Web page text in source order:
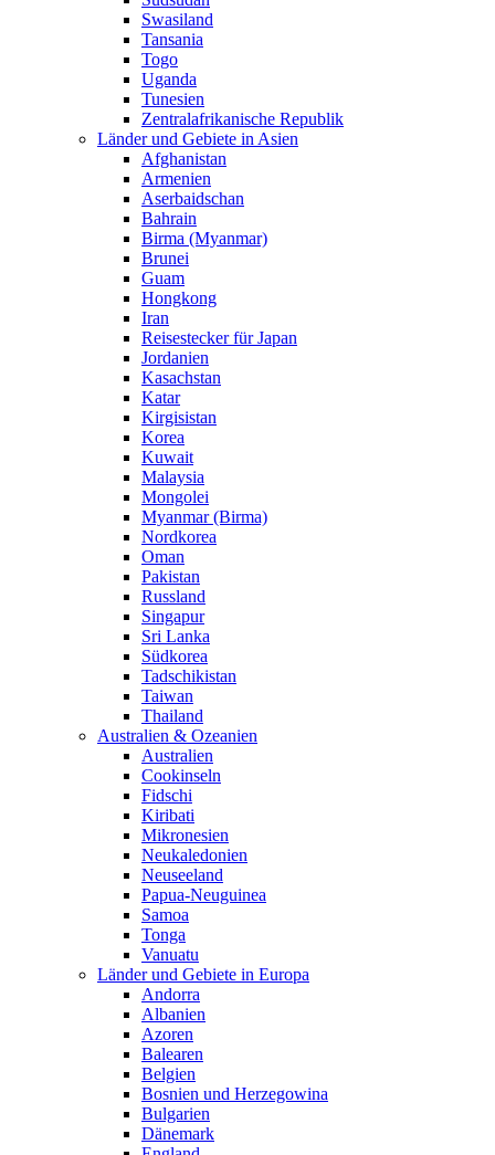
Swasiland
Tansania
Togo
Uganda
Tunesien
Zentralafrikanische Republik
Länder und Gebiete in Asien
Afghanistan
Armenien
Aserbaidschan
Bahrain
Birma (Myanmar)
Brunei
Guam
Hongkong
Iran
Reisestecker für Japan
Jordanien
Kasachstan
Katar
Kirgisistan
Korea
Kuwait
Malaysia
Mongolei
Myanmar (Birma)
Nordkorea
Oman
Pakistan
Russland
Singapur
Sri Lanka
Südkorea
Tadschikistan
Taiwan
Thailand
Australien & Ozeanien
Australien
Cookinseln
Fidschi
Kiribati
Mikronesien
Neukaledonien
Neuseeland
Papua-Neuguinea
Samoa
Tonga
Vanuatu
Länder und Gebiete in Europa
Andorra
Albanien
Azoren
Balearen
Belgien
Bosnien und Herzegowina
Bulgarien
Dänemark